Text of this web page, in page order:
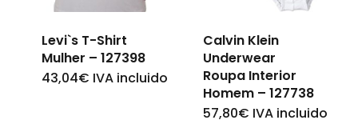
on
the
be
chosen
on
the
product
Levi`s T-Shirt
Mulher – 127398
43,04€ IVA incluido
This
Calvin Klein
Underwear
Roupa Interior
Homem – 127738
57,80€ IVA incluido
This